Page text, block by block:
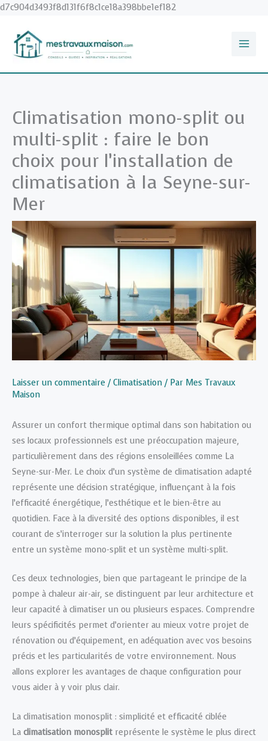
d7c904d3493f8d131f6f8c1ce18a398bbe1ef182
Climatisation mono-split ou
multi-split : faire le bon
choix pour l’installation de
climatisation à la Seyne-sur-
Mer
Laisser un commentaire /Climatisation / Par Mes Travaux
Maison
Assurer un confort thermique optimal dans son habitation ou
ses locaux professionnels est une préoccupation majeure,
particulièrement dans des régions ensoleillées comme La
Seyne-sur-Mer. Le choix d’un système de climatisation adapté
représente une décision stratégique, influençant à la fois
l’efficacité énergétique, l’esthétique et le bien-être au
quotidien. Face à la diversité des options disponibles, il est
courant de s’interroger sur la solution la plus pertinente
entre un système mono-split et un système multi-split.
Ces deux technologies, bien que partageant le principe de la
pompe à chaleur air-air, se distinguent par leur architecture et
leur capacité à climatiser un ou plusieurs espaces. Comprendre
leurs spécificités permet d’orienter au mieux votre projet de
rénovation ou d’équipement, en adéquation avec vos besoins
précis et les particularités de votre environnement. Nous
allons explorer les avantages de chaque configuration pour
vous aider à y voir plus clair.
La climatisation monosplit : simplicité et efficacité ciblée
La climatisation monosplit représente le système le plus direct